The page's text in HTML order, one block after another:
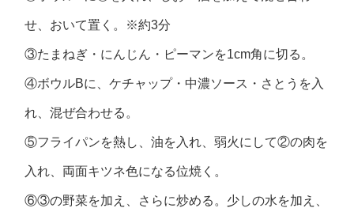
せ、おいて置く。※約3分
③たまねぎ・にんじん・ピーマンを1cm角に切る。
④ボウルBに、ケチャップ・中濃ソース・さとうを入
れ、混ぜ合わせる。
⑤フライパンを熱し、油を入れ、弱火にして②の肉を
入れ、両面キツネ色になる位焼く。
⑥③の野菜を加え、さらに炒める。少しの水を加え、